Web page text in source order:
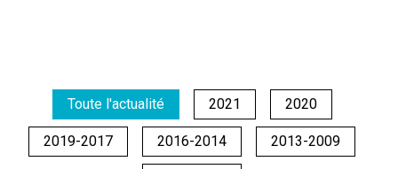
Toute l'actualité 2021 2020
2019-2017 2016-2014 2013-2009